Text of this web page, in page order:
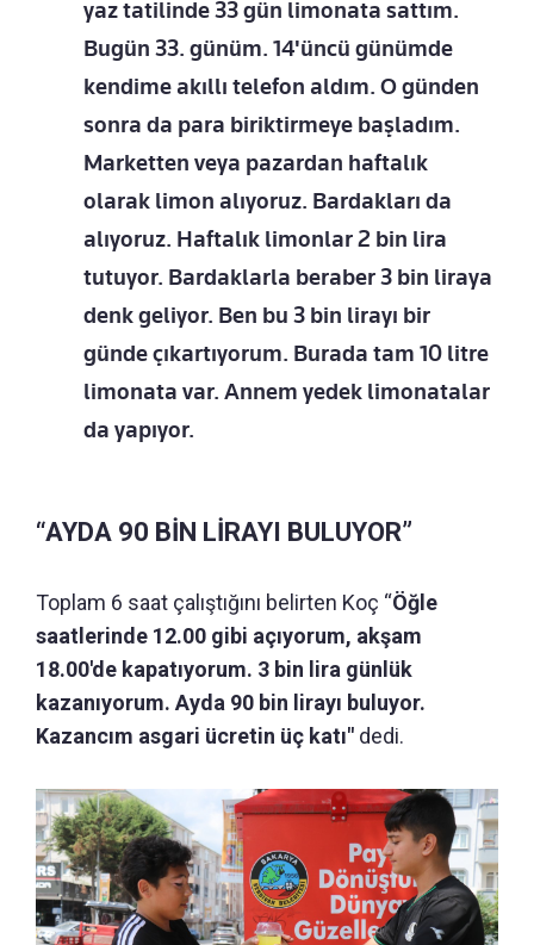
yaz tatilinde 33 gün limonata sattım.
Bugün 33. günüm. 14'üncü günümde
kendime akıllı telefon aldım. O günden
sonra da para biriktirmeye başladım.
Marketten veya pazardan haftalık
olarak limon alıyoruz. Bardakları da
alıyoruz. Haftalık limonlar 2 bin lira
tutuyor. Bardaklarla beraber 3 bin liraya
denk geliyor. Ben bu 3 bin lirayı bir
günde çıkartıyorum. Burada tam 10 litre
limonata var. Annem yedek limonatalar
da yapıyor.
“AYDA 90 BİN LİRAYI BULUYOR”
Toplam 6 saat çalıştığını belirten Koç “Öğle
saatlerinde 12.00 gibi açıyorum, akşam
18.00'de kapatıyorum. 3 bin lira günlük
kazanıyorum. Ayda 90 bin lirayı buluyor.
Kazancım asgari ücretin üç katı" dedi.